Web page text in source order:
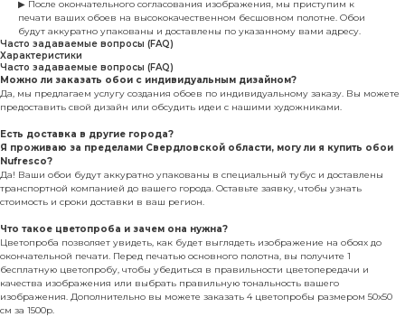
▶ После окончательного согласования изображения, мы приступим к
печати ваших обоев на высококачественном бесшовном полотне. Обои
будут аккуратно упакованы и доставлены по указанному вами адресу.
Часто задаваемые вопросы (FAQ)
Характеристики
Часто задаваемые вопросы (FAQ)
Можно ли заказать обои с индивидуальным дизайном?
Да, мы предлагаем услугу создания обоев по индивидуальному заказу. Вы можете
предоставить свой дизайн или обсудить идеи с нашими художниками.
Есть доставка в другие города?
Я проживаю за пределами Свердловской области, могу ли я купить обои
Nufresco?
Да! Ваши обои будут аккуратно упакованы в специальный тубус и доставлены
транспортной компанией до вашего города. Оставьте заявку, чтобы узнать
стоимость и сроки доставки в ваш регион.
Что такое цветопроба и зачем она нужна?
Цветопроба позволяет увидеть, как будет выглядеть изображение на обоях до
окончательной печати. Перед печатью основного полотна, вы получите 1
бесплатную цветопробу, чтобы убедиться в правильности цветопередачи и
качества изображения или выбрать правильную тональность вашего
изображения. Дополнительно вы можете заказать 4 цветопробы размером 50х50
см за 1500р.